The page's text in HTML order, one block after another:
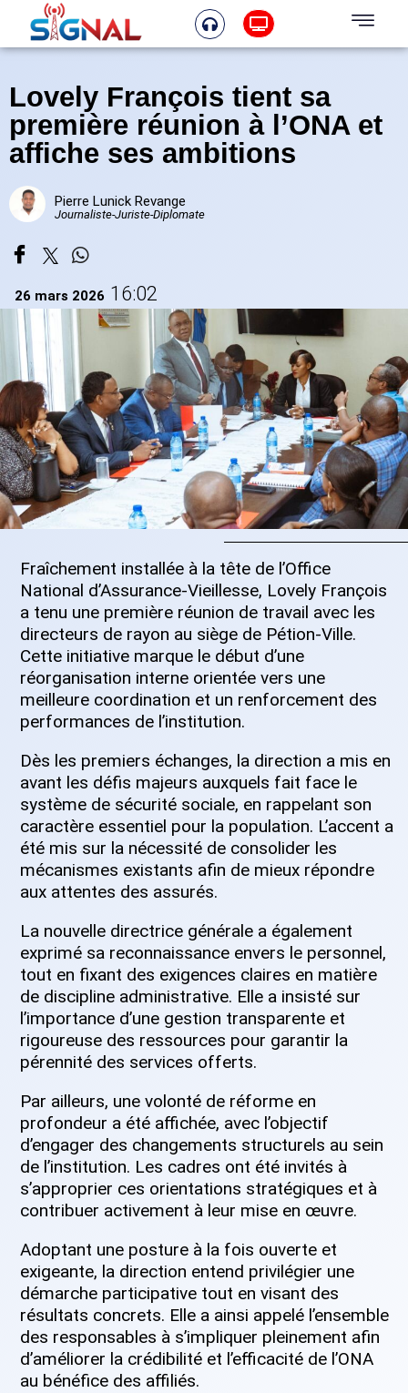
Lovely François tient sa
première réunion à l’ONA et
affiche ses ambitions
Pierre Lunick Revange
Journaliste-Juriste-Diplomate
26 mars 2026 16:02
Fraîchement installée à la tête de l’Office
National d’Assurance-Vieillesse, Lovely François
a tenu une première réunion de travail avec les
directeurs de rayon au siège de Pétion-Ville.
Cette initiative marque le début d’une
réorganisation interne orientée vers une
meilleure coordination et un renforcement des
performances de l’institution.
Dès les premiers échanges, la direction a mis en
avant les défis majeurs auxquels fait face le
système de sécurité sociale, en rappelant son
caractère essentiel pour la population. L’accent a
été mis sur la nécessité de consolider les
mécanismes existants afin de mieux répondre
aux attentes des assurés.
La nouvelle directrice générale a également
exprimé sa reconnaissance envers le personnel,
tout en fixant des exigences claires en matière
de discipline administrative. Elle a insisté sur
l’importance d’une gestion transparente et
rigoureuse des ressources pour garantir la
pérennité des services offerts.
Par ailleurs, une volonté de réforme en
profondeur a été affichée, avec l’objectif
d’engager des changements structurels au sein
de l’institution. Les cadres ont été invités à
s’approprier ces orientations stratégiques et à
contribuer activement à leur mise en œuvre.
Adoptant une posture à la fois ouverte et
exigeante, la direction entend privilégier une
démarche participative tout en visant des
résultats concrets. Elle a ainsi appelé l’ensemble
des responsables à s’impliquer pleinement afin
d’améliorer la crédibilité et l’efficacité de l’ONA
au bénéfice des affiliés.